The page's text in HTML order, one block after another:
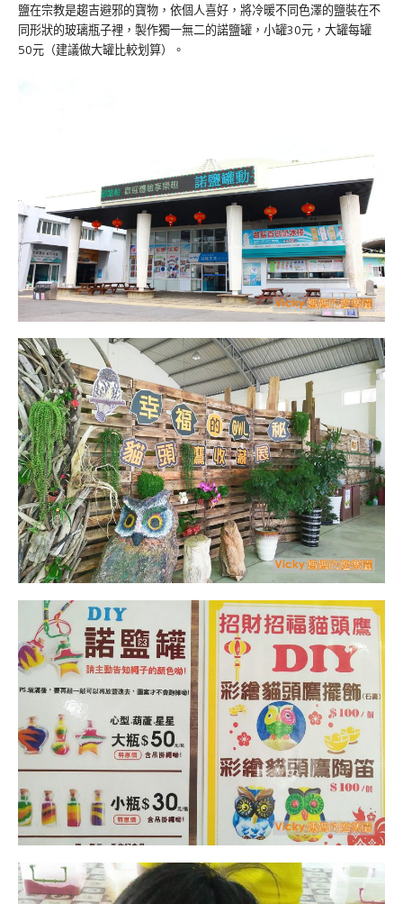
鹽在宗教是趨吉避邪的寶物，依個人喜好，將冷暖不同色澤的鹽裝在不
同形狀的玻璃瓶子裡，製作獨一無二的諾鹽罐，小罐30元，大罐每罐
50元（建議做大罐比較划算）。